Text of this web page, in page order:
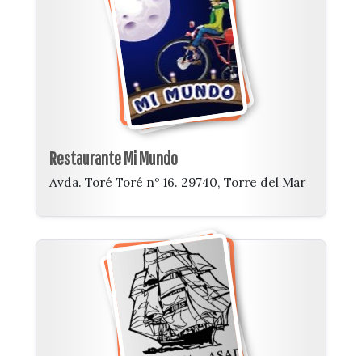
Restaurante Mi Mundo
Avda. Toré Toré nº 16. 29740, Torre del Mar